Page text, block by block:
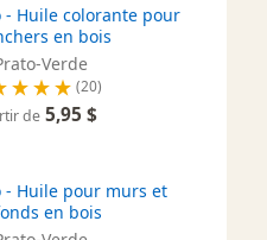
- Huile colorante pour
en bois
Verde
(20)
de 5,95 $
- Huile pour murs et
en bois